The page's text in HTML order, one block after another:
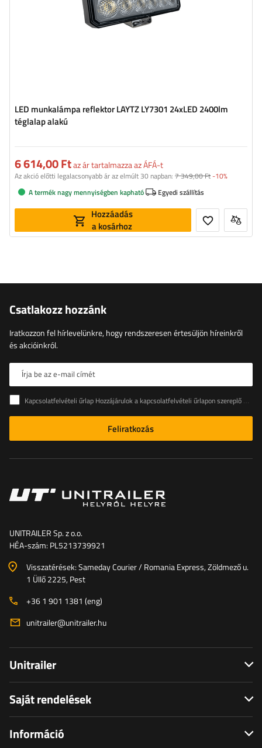
LED munkalámpa reflektor LAYTZ LY7301 24xLED 2400lm
téglalap alakú
6 614,00 Ftaz ár tartalmazza az ÁFÁ-t
Az akció előtti legalacsonyabb ár az elmúlt 30 napban: 7 349,00 Ft-10%
A termék nagy mennyiségben kapható
Egyedi szállítás
Hozzáadás
a kosárhoz
Csatlakozz hozzánk
Iratkozzon fel hírlevelünkre, hogy rendszeresen értesüljön híreinkről
és akcióinkról.
Írja be az e-mail címét
Kapcsolatfelvételi űrlap Hozzájárulok a kapcsolatfelvételi űrlapon szereplő személyes adataimnak az Európai Parlament és a Tanács (EU) rendeletével összhangban történő kezeléséhez
Feliratkozás
UNITRAILER Sp. z o.o.
HÉA-szám: PL5213739921
Visszatérések: Sameday Courier / Romania Express, Zöldmező u.
1 Üllő 2225, Pest
+36 1 901 1381 (eng)
unitrailer@unitrailer.hu
Unitrailer
Saját rendelések
Információ